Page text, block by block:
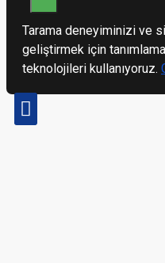
Tarama deneyiminizi ve
geliştirmek için
teknolojileri kullanıyoruz.